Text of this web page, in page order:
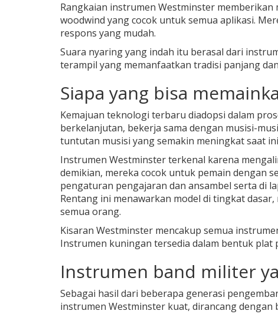
Rangkaian instrumen Westminster
woodwind yang cocok untuk semua aplikasi.
respons yang mudah.
Suara nyaring yang indah itu berasal dari
terampil yang memanfaatkan tradisi panjang
Siapa yang bisa
Kemajuan teknologi terbaru diadopsi dalam
berkelanjutan, bekerja sama dengan musisi-
tuntutan musisi yang semakin meningkat saat
Instrumen Westminster terkenal karena
demikian, mereka cocok untuk pemain dengan
pengaturan pengajaran dan ansambel serta di
Rentang ini menawarkan model di tingkat
semua orang.
Kisaran Westminster mencakup semua
Instrumen kuningan tersedia dalam bentuk plat
Instrumen band militer
Sebagai hasil dari beberapa generasi
instrumen Westminster kuat, dirancang